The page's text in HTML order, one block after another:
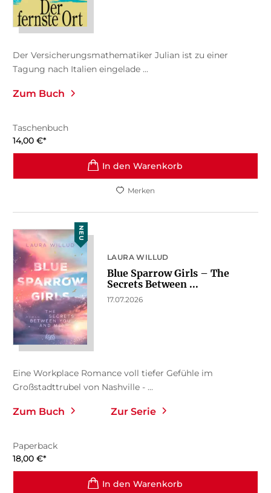
Der Versicherungsmathematiker Julian ist zu einer
Tagung nach Italien eingelade ...
Zum Buch
Taschenbuch
14,00 €*
In den Warenkorb
Merken
NEU
LAURA WILLUD
Blue Sparrow Girls – The
Secrets Between ...
17.07.2026
Eine Workplace Romance voll tiefer Gefühle im
Großstadttrubel von Nashville - ...
Zum Buch Zur Serie
Paperback
18,00 €*
In den Warenkorb